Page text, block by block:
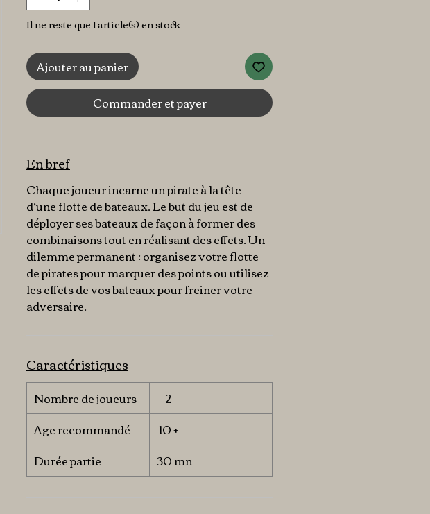
Il ne reste que 1 article(s) en stock
Ajouter au panier
Commander et payer
En bref
Chaque joueur incarne un pirate à la tête
d’une flotte de bateaux. Le but du jeu est de
déployer ses bateaux de façon à former des
combinaisons tout en réalisant des effets. Un
dilemme permanent : organisez votre flotte
de pirates pour marquer des points ou utilisez
les effets de vos bateaux pour freiner votre
adversaire.
Caractéristiques
Nombre de joueurs
2
Age recommandé
10 +
Durée partie
30 mn